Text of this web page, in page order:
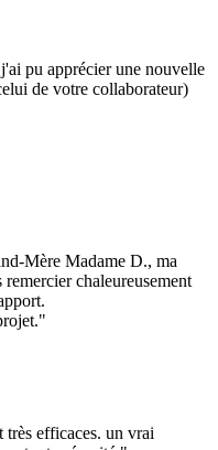
pu apprécier une nouvelle
de votre collaborateur)
Mère Madame D., ma
chaleureusement
très efficaces. un vrai